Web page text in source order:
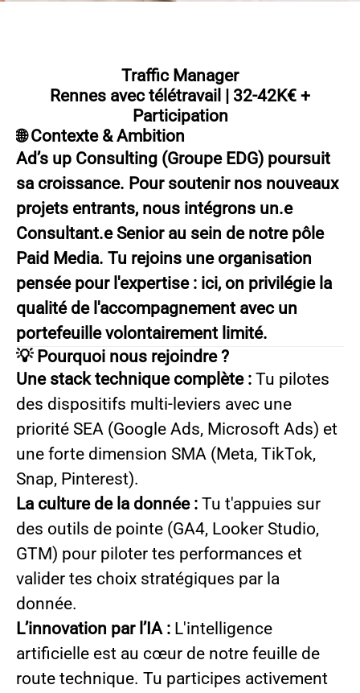
Traffic Manager
Rennes avec télétravail | 32-42K€ +
Participation
🌐 Contexte & Ambition
Ad’s up Consulting (Groupe EDG) poursuit
sa croissance. Pour soutenir nos nouveaux
projets entrants, nous intégrons un.e
Consultant.e Senior au sein de notre pôle
Paid Media. Tu rejoins une organisation
pensée pour l'expertise : ici, on privilégie la
qualité de l'accompagnement avec un
portefeuille volontairement limité.
💡 Pourquoi nous rejoindre ?
Une stack technique complète : Tu pilotes
des dispositifs multi-leviers avec une
priorité SEA (Google Ads, Microsoft Ads) et
une forte dimension SMA (Meta, TikTok,
Snap, Pinterest).
La culture de la donnée : Tu t'appuies sur
des outils de pointe (GA4, Looker Studio,
GTM) pour piloter tes performances et
valider tes choix stratégiques par la
donnée.
L’innovation par l’IA : L'intelligence
artificielle est au cœur de notre feuille de
route technique. Tu participes activement